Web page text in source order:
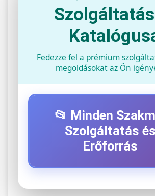
Fedezze fel a prémium
megoldásokat az Ön
📂 Minden
Szolgáltatás és
Erőforrás